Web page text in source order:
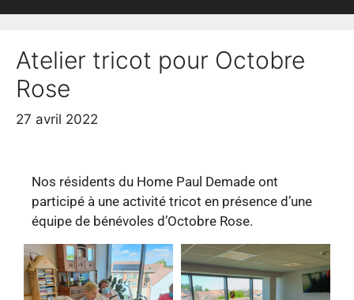
Atelier tricot pour Octobre
Rose
27 avril 2022
Nos résidents du Home Paul Demade ont
participé à une activité tricot en présence d’une
équipe de bénévoles d’Octobre Rose.